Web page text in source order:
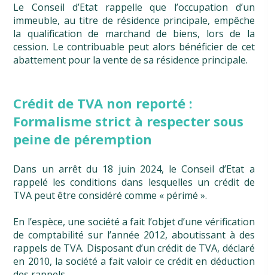
Le Conseil d’Etat rappelle que l’occupation d’un
immeuble, au titre de résidence principale, empêche
la qualification de marchand de biens, lors de la
cession. Le contribuable peut alors bénéficier de cet
abattement pour la vente de sa résidence principale.
Crédit de TVA non reporté :
Formalisme strict à respecter sous
peine de péremption
Dans un arrêt du 18 juin 2024, le Conseil d’Etat a
rappelé les conditions dans lesquelles un crédit de
TVA peut être considéré comme « périmé ».
En l’espèce, une société a fait l’objet d’une vérification
de comptabilité sur l’année 2012, aboutissant à des
rappels de TVA. Disposant d’un crédit de TVA, déclaré
en 2010, la société a fait valoir ce crédit en déduction